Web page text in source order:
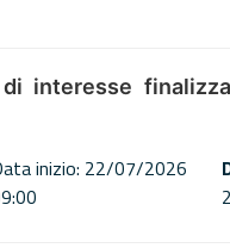
interesse
inizio: 22/07/2026